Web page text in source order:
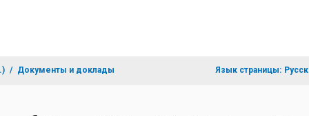
Документы и доклады Язык страницы: